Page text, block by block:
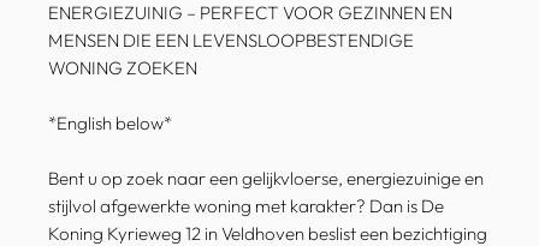
ENERGIEZUINIG – PERFECT VOOR GEZINNEN EN
MENSEN DIE EEN LEVENSLOOPBESTENDIGE
WONING ZOEKEN
*English below*
Bent u op zoek naar een gelijkvloerse, energiezuinige en
stijlvol afgewerkte woning met karakter? Dan is De
Koning Kyrieweg 12 in Veldhoven beslist een bezichtiging